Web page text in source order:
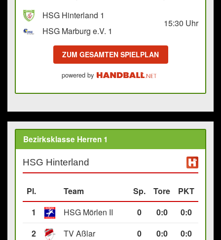
HSG Hinterland 1
HSG Marburg e.V. 1
15:30 Uhr
ZUM GESAMTEN SPIELPLAN
powered by
Bezirksklasse Herren 1
HSG Hinterland
Pl. Team Sp. Tore
PKT
1
HSG Mörlen II 0 0:0
0:0
2
TV Aßlar 0 0:0
0:0